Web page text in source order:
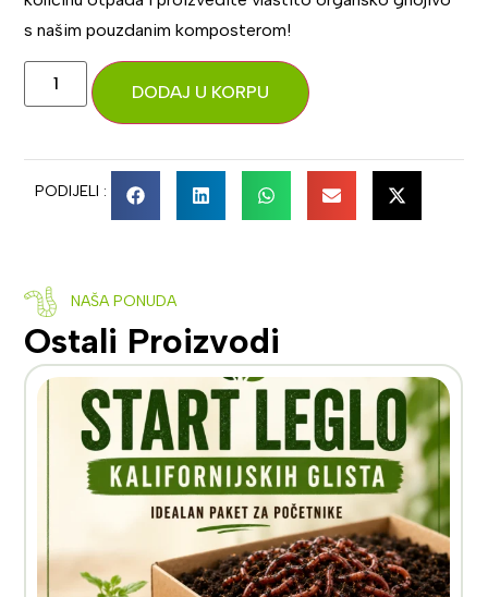
s našim pouzdanim komposterom!
DODAJ U KORPU
PODIJELI :
NAŠA PONUDA
Ostali Proizvodi